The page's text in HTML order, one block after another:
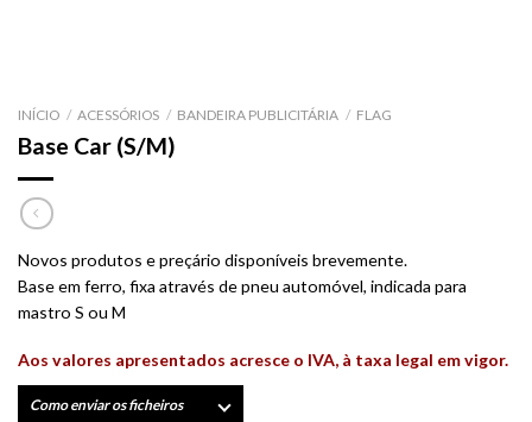
INÍCIO / ACESSÓRIOS / BANDEIRA PUBLICITÁRIA / FLAG
Base Car (S/M)
Novos produtos e preçário disponíveis brevemente.
Base em ferro, fixa através de pneu automóvel, indicada para
mastro S ou M
Aos valores apresentados acresce o IVA, à taxa legal em vigor.
Como enviar os ficheiros